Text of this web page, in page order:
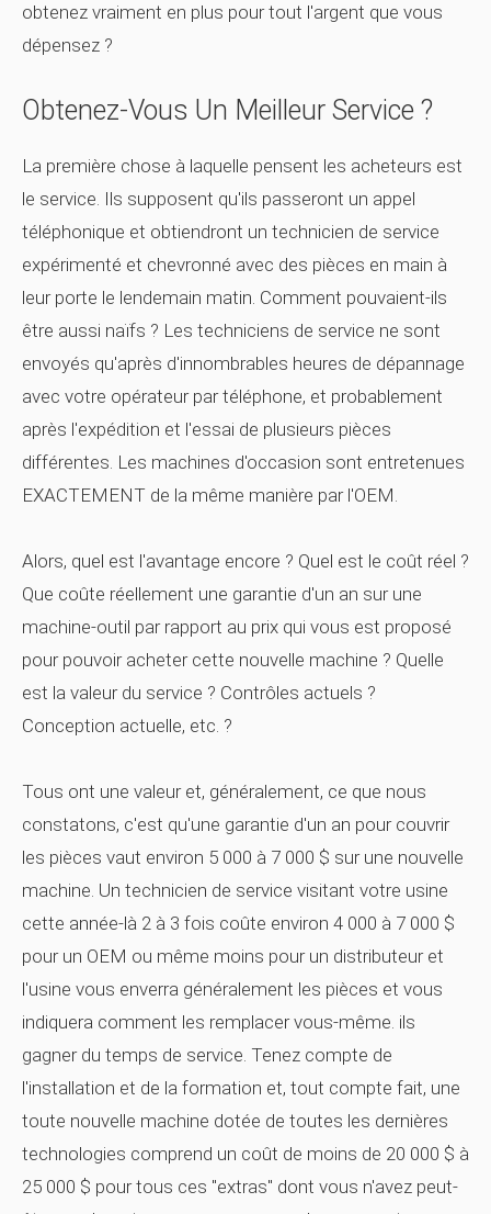
obtenez vraiment en plus pour tout l'argent que vous
dépensez ?
Obtenez-Vous Un Meilleur Service ?
La première chose à laquelle pensent les acheteurs est
le service. Ils supposent qu'ils passeront un appel
téléphonique et obtiendront un technicien de service
expérimenté et chevronné avec des pièces en main à
leur porte le lendemain matin. Comment pouvaient-ils
être aussi naïfs ? Les techniciens de service ne sont
envoyés qu'après d'innombrables heures de dépannage
avec votre opérateur par téléphone, et probablement
après l'expédition et l'essai de plusieurs pièces
différentes. Les machines d'occasion sont entretenues
EXACTEMENT de la même manière par l'OEM.
Alors, quel est l'avantage encore ? Quel est le coût réel ?
Que coûte réellement une garantie d'un an sur une
machine-outil par rapport au prix qui vous est proposé
pour pouvoir acheter cette nouvelle machine ? Quelle
est la valeur du service ? Contrôles actuels ?
Conception actuelle, etc. ?
Tous ont une valeur et, généralement, ce que nous
constatons, c'est qu'une garantie d'un an pour couvrir
les pièces vaut environ 5 000 à 7 000 $ sur une nouvelle
machine. Un technicien de service visitant votre usine
cette année-là 2 à 3 fois coûte environ 4 000 à 7 000 $
pour un OEM ou même moins pour un distributeur et
l'usine vous enverra généralement les pièces et vous
indiquera comment les remplacer vous-même. ils
gagner du temps de service. Tenez compte de
l'installation et de la formation et, tout compte fait, une
toute nouvelle machine dotée de toutes les dernières
technologies comprend un coût de moins de 20 000 $ à
25 000 $ pour tous ces "extras" dont vous n'avez peut-